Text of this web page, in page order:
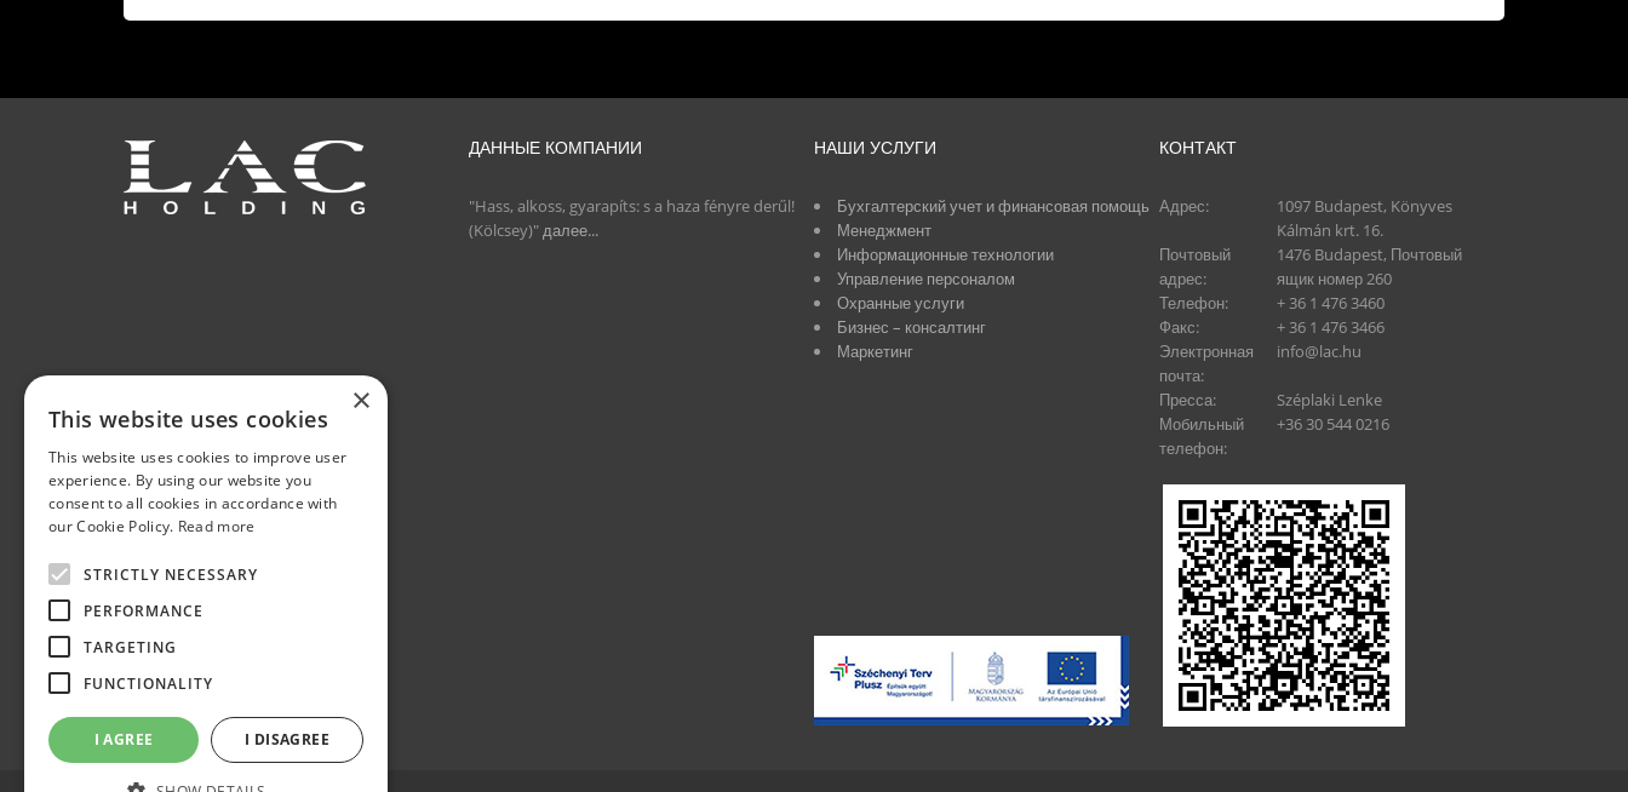
ДАННЫЕ КОМПАНИИ
"Hass, alkoss, gyarapíts: s a haza fényre derűl!
(Kölcsey)"далее...
НАШИ УСЛУГИ
Бухгалтерский учет и финансовая помощь
Менеджмент
Информационные технологии
Управление персоналом
Охранные услуги
Бизнес – консалтинг
Маркетинг
КОНТАКТ
Адрес:
1097 Budapest, Könyves
Kálmán krt. 16.
Почтовый
адрес:
1476 Budapest, Почтовый
ящик номер 260
Телефон:
+ 36 1 476 3460
Факс:
+ 36 1 476 3466
Электронная
почта:
info@lac.hu
Пресса:
Széplaki Lenke
Мобильный
телефон:
+36 30 544 0216
×
This website uses cookies
This website uses cookies to improve user
experience. By using our website you
consent to all cookies in accordance with
our Cookie Policy. Read more
STRICTLY NECESSARY
PERFORMANCE
TARGETING
FUNCTIONALITY
I AGREE I DISAGREE